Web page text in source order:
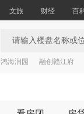
文旅 财经 百
鸿海润园
融创赣江府